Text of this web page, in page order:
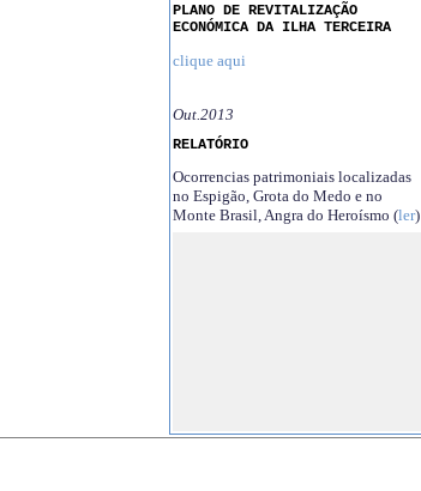
PLANO DE REVITALIZAÇÃO
ECONÓMICA DA ILHA TERCEIRA
clique aqui
Out.2013
RELATÓRIO
Ocorrencias patrimoniais localizadas
no Espigão, Grota do Medo e no
Monte Brasil, Angra do Heroísmo (ler)